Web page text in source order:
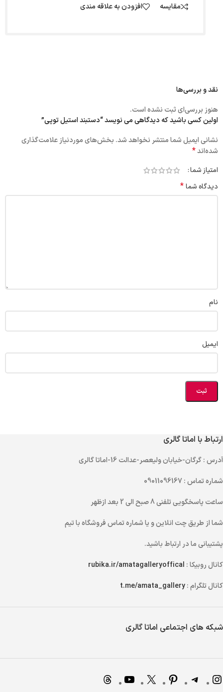
مقایسه افزودن به علاقه مندی
نقد و بررسی‌ها
هنوز بررسی‌ای ثبت نشده است.
اولین کسی باشید که دیدگاهی می نویسد “دستبند استیل توپی”
نشانی ایمیل شما منتشر نخواهد شد. بخش‌های موردنیاز علامت‌گذاری
شده‌اند*
امتیاز شما
دیدگاه شما*
نام
ایمیل
ارتباط با اماتا گالری
آدرس: گرگان-خیابان ولیعصر-عدالت 16-اماتا گالری
شماره تماس: 09011096167
ساعت پاسخگویی تلفنی
شما از طریقچت انلاینو یاشماره تماسفروشگاه با تیم
پشتیبانی ما در ارتباط باشید.
کانال روبیکا : rubika.ir/amatagalleryoffical
کانال تلگرام :t.me/amata_gallery
شبکه های اجتماعی اماتا گالری